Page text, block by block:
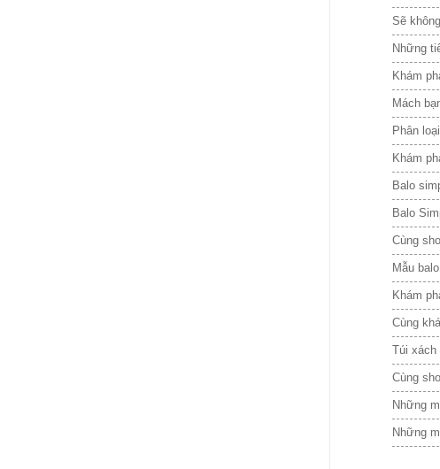
Sẽ
Những
Khám
Mách
Phân
Khám
Balo
Balo
Cùng
Mẫu
Khám
Cùng
Túi xách
Cùng
Những
Những